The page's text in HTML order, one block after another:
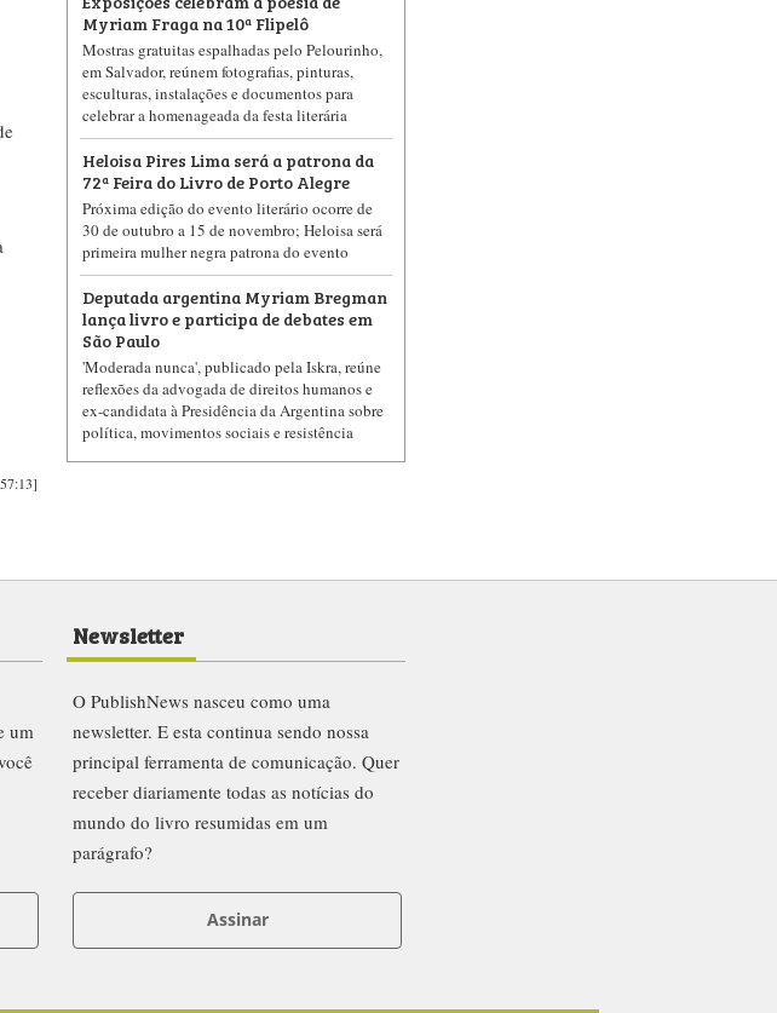
Myriam Fraga na 10ª Flipelô
Mostras gratuitas espalhadas pelo Pelourinho,
em Salvador, reúnem fotografias, pinturas,
esculturas, instalações e documentos para
celebrar a homenageada da festa literária
Heloisa Pires Lima será a patrona da
72ª Feira do Livro de Porto Alegre
Próxima edição do evento literário ocorre de
30 de outubro a 15 de novembro; Heloisa será
primeira mulher negra patrona do evento
Deputada argentina Myriam Bregman
lança livro e participa de debates em
São Paulo
'Moderada nunca', publicado pela Iskra, reúne
reflexões da advogada de direitos humanos e
ex-candidata à Presidência da Argentina sobre
política, movimentos sociais e resistência
um
Newsletter
O PublishNews nasceu como uma
newsletter. E esta continua sendo nossa
principal ferramenta de comunicação. Quer
receber diariamente todas as notícias do
mundo do livro resumidas em um
parágrafo?
Assinar